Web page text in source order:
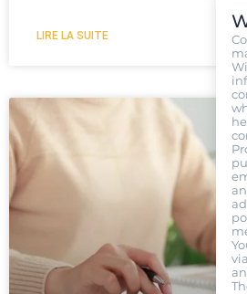
LIRE LA SUITE